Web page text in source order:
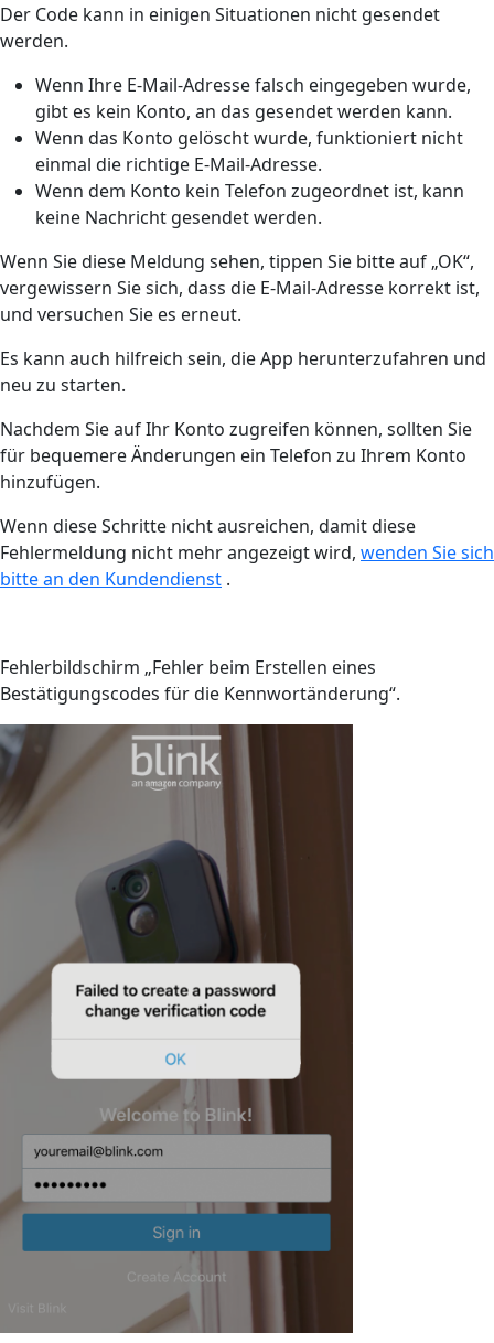
Der Code kann in einigen Situationen nicht gesendet
werden.
Wenn Ihre E-Mail-Adresse falsch eingegeben wurde,
gibt es kein Konto, an das gesendet werden kann.
Wenn das Konto gelöscht wurde, funktioniert nicht
einmal die richtige E-Mail-Adresse.
Wenn dem Konto kein Telefon zugeordnet ist, kann
keine Nachricht gesendet werden.
Wenn Sie diese Meldung sehen, tippen Sie bitte auf „OK“,
vergewissern Sie sich, dass die E-Mail-Adresse korrekt ist,
und versuchen Sie es erneut.
Es kann auch hilfreich sein, die App herunterzufahren und
neu zu starten.
Nachdem Sie auf Ihr Konto zugreifen können, sollten Sie
für bequemere Änderungen ein Telefon zu Ihrem Konto
hinzufügen.
Wenn diese Schritte nicht ausreichen, damit diese
Fehlermeldung nicht mehr angezeigt wird, wenden Sie sich
bitte an den Kundendienst .
Fehlerbildschirm „Fehler beim Erstellen eines
Bestätigungscodes für die Kennwortänderung“.